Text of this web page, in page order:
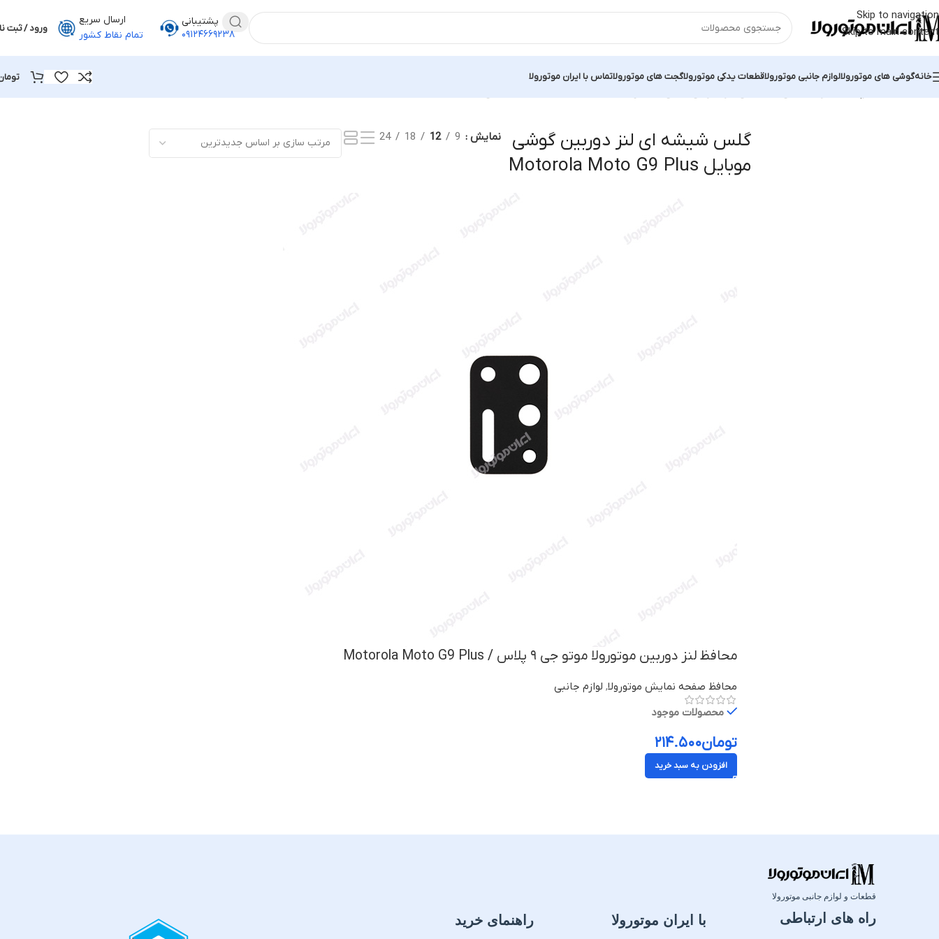
Skip to navigation
Skip to main content
پشتیبانی
۰۹۱۲۴۶۶۹۲۳۸
ارسال سریع
تمام نقاط کشور
ورود / ثبت
خانهگوشی های موتورولالوازم جانبی موتورولاقطعات یدکی موتورولاگجت های موتورولاتماس با ایران موتورولا
گلس شیشه ای لنز دوربین گوشی
موبایل Motorola Moto G9 Plus
نمایش 9
12
18
24
محافظ لنز دوربین موتورولا موتو جی ۹ پلاس / Motorola Moto G9 Plus
محافظ صفحه نمایش موتورولا, لوازم جانبی
محصولات موجود
تومان۲۱۴.۵۰۰
افزودن به سبد خرید
قطعات و لوازم جانبی موتورولا
راه های ارتباطی با ایران موتورولا راهنمای خرید